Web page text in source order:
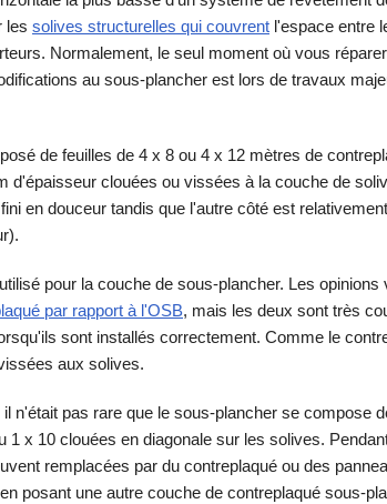
les solives structurelles qui couvrent l'espace entre
Normalement, le seul moment où vous
au sous-plancher est lors de travaux
de feuilles de 4 x 8 ou 4 x 12 mètres de
d'épaisseur clouées ou vissées à la couche de
en douceur tandis que l'autre côté est
pour la couche de sous-plancher. Les opinions
par rapport à l'OSB, mais les deux sont très
sont installés correctement. Comme le
aux solives.
n'était pas rare que le sous-plancher se compose
1 x 10 clouées en diagonale sur les solives.
remplacées par du contreplaqué ou des
posant une autre couche de contreplaqué sous-